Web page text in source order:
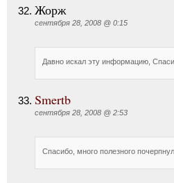
Жорж
сентября 28, 2008 @ 0:15
Давно искал эту информацию,
Smertb
сентября 28, 2008 @ 2:53
Спасибо, много полезного почерпнул.